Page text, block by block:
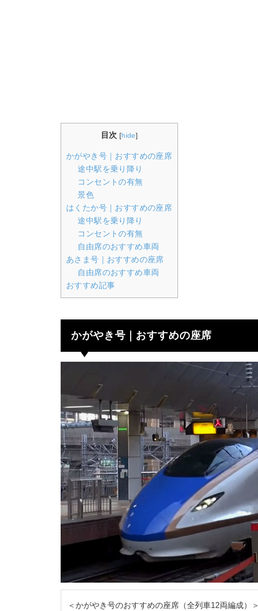
目次 [hide]
かがやき号｜おすすめの座席
途中駅を乗り降り
コンセントの有無
景色
はくたか号｜おすすめの座席
途中駅を乗り降り
コンセントの有無
自由席のおすすめ車両
あさま号｜おすすめの座席
自由席のおすすめ車両
おすすめ記事
かがやき号｜おすすめの座席
＜かがやき号のおすすめの座席（全列車12両編成）＞